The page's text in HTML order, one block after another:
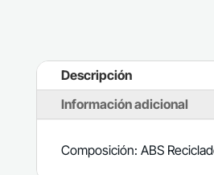
Descripción
Información adicional
Composición: ABS